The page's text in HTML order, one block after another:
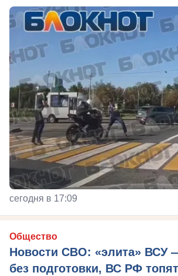
сегодня в 17:09
Общество
Новости СВО: «элита» ВСУ
без подготовки, ВС РФ